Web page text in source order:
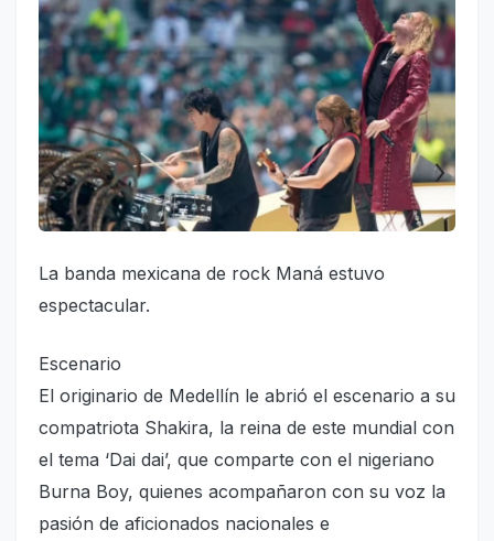
La banda mexicana de rock Maná estuvo
espectacular.
Escenario
El originario de Medellín le abrió el escenario a su
compatriota Shakira, la reina de este mundial con
el tema ‘Dai dai’, que comparte con el nigeriano
Burna Boy, quienes acompañaron con su voz la
pasión de aficionados nacionales e